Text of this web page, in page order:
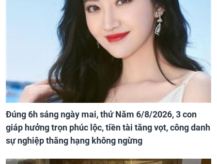
Đúng 6h sáng ngày mai, thứ Năm 6/8/2026, 3 con
giáp hưởng trọn phúc lộc, tiền tài tăng vọt, công danh
sự nghiệp thăng hạng không ngừng